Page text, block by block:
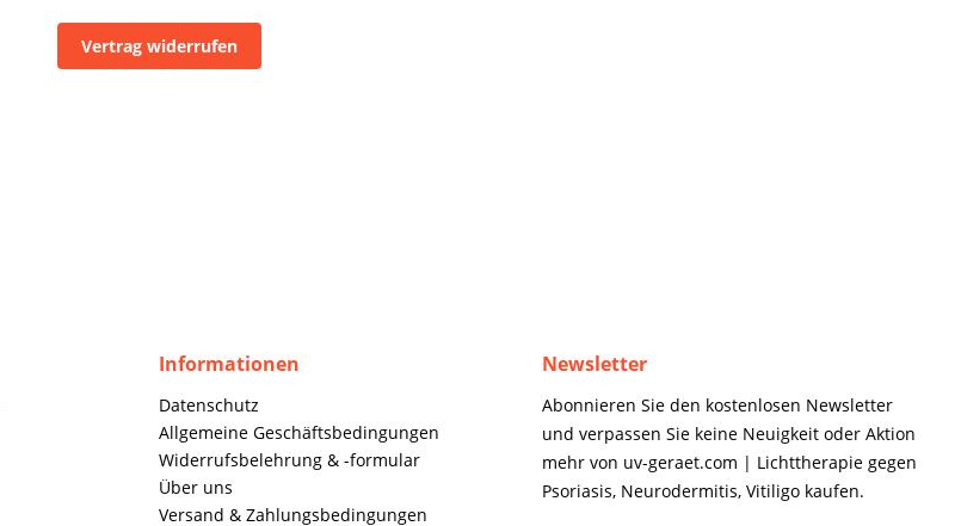
Vertrag widerrufen
Informationen
Datenschutz
Allgemeine Geschäftsbedingungen
Widerrufsbelehrung & -formular
Über uns
Versand & Zahlungsbedingungen
Newsletter
Abonnieren Sie den kostenlosen Newsletter
und verpassen Sie keine Neuigkeit oder Aktion
mehr von uv-geraet.com | Lichttherapie gegen
Psoriasis, Neurodermitis, Vitiligo kaufen.